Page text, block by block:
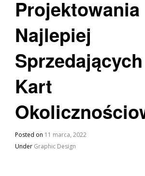
Projektowania
Najlepiej
Kart
Posted on 11 marca, 2022
Under Graphic Design